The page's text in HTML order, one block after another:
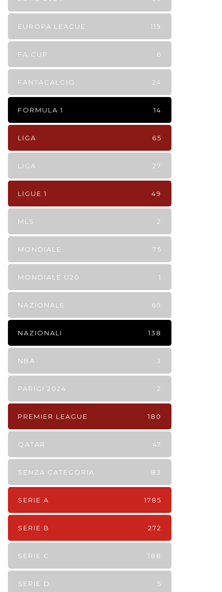
EUROPA LEAGUE 119
FA CUP 6
FANTACALCIO 24
FORMULA 1 14
LIGA 65
LIGA 27
LIGUE 1 49
MLS 2
MONDIALE 75
MONDIALE U20 1
NAZIONALE 69
NAZIONALI 138
NBA 3
PARIGI 2024 2
PREMIER LEAGUE 180
QATAR 47
SENZA CATEGORIA 83
SERIE A 1785
SERIE B 272
SERIE C 188
SERIE D 5